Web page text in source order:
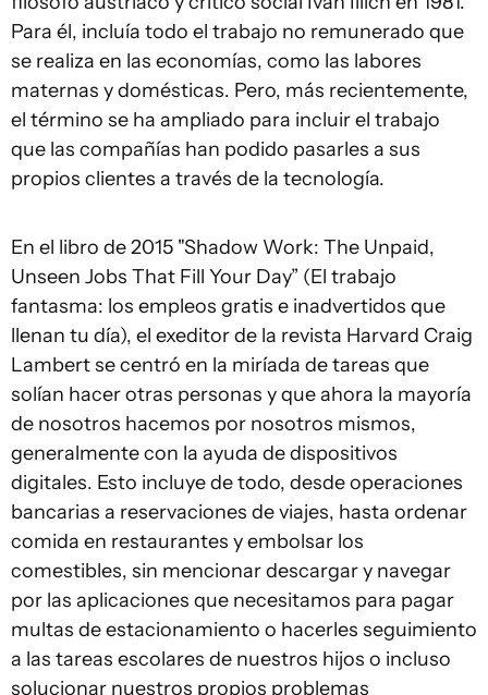
Para él, incluía todo el trabajo no remunerado que
se realiza en las economías, como las labores
maternas y domésticas. Pero, más recientemente,
el término se ha ampliado para incluir el trabajo
que las compañías han podido pasarles a sus
propios clientes a través de la tecnología.
En el libro de 2015 "Shadow Work: The Unpaid,
Unseen Jobs That Fill Your Day” (El trabajo
fantasma: los empleos gratis e inadvertidos que
llenan tu día), el exeditor de la revista Harvard Craig
Lambert se centró en la miríada de tareas que
solían hacer otras personas y que ahora la mayoría
de nosotros hacemos por nosotros mismos,
generalmente con la ayuda de dispositivos
digitales. Esto incluye de todo, desde operaciones
bancarias a reservaciones de viajes, hasta ordenar
comida en restaurantes y embolsar los
comestibles, sin mencionar descargar y navegar
por las aplicaciones que necesitamos para pagar
multas de estacionamiento o hacerles seguimiento
a las tareas escolares de nuestros hijos o incluso
solucionar nuestros propios problemas